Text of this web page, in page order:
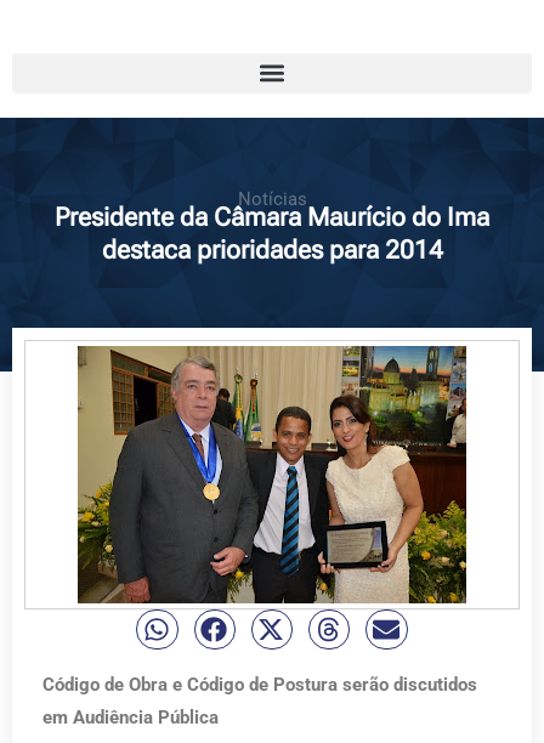
Notícias
Presidente da Câmara Maurício do Ima
destaca prioridades para 2014
Código de Obra e Código de Postura serão discutidos
em Audiência Pública